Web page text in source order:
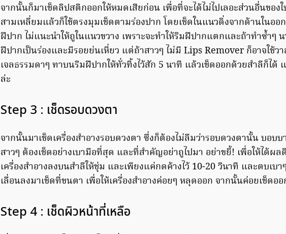
จากนั้นก็มาเช็ดลิปสติกออกให้หมดเสียก่อน เพื่อที่จะได้ไม่ไปเลอะส่วนอื่นของ
สามเหลี่ยมแล้วก็ใช้ตรงมุมเช็ดตามร่องปาก โดยเช็ดในแนวดิ่งจากด้านในอ
ฝีปาก ไม่แนะนำให้ถูในแนวขวาง เพราะจะทำให้ริมฝีปากแตกและถ้าทำซ้ำๆ
ฝีปากเป็นร่องและมีรอยย่นเหี่ยว แต่ถ้าสาวๆ ไม่มี Lips Remover ก็อาจใช้ว
เจลธรรมดาๆ ทาบนริมฝีปากให้ทั่วทิ้งไว้สัก 5 นาที แล้วเช็ดออกด้วยสำลีก็ได้
ล่ะ
Step 3 : เช็ดรอบดวงตา
จากนั้นมาเช็ดเครื่องสำอางรอบดวงตา ซึ่งก็ต้องไม่ลืมว่ารอบดวงตานั้น บอบ
สาวๆ ต้องเช็ดอย่างเบามือที่สุด และที่สำคัญอย่าถูไปมา อย่าขยี้! เพื่อให้ได้ผล
เครื่องสำอางลงบนสำลีให้ชุ่ม และเพียงแค่กดค้างไว้ 10-20 วินาที และตบเบ
เลื่อนลงมาเช็ดที่ขนตา เพื่อให้เครื่องสำอางค่อยๆ หลุดออก จากนั้นค่อยเช็ดออ
Step 4 : เช็ดผิวหน้าที่เหลือ